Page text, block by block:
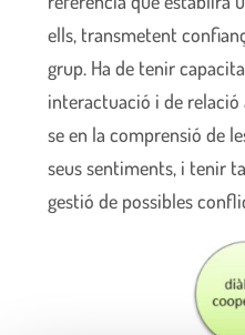
ells, transmetent
grup. Ha de tenir
interactuació i de
se en la comprensió de
seus sentiments, i tenir
gestió de possibles